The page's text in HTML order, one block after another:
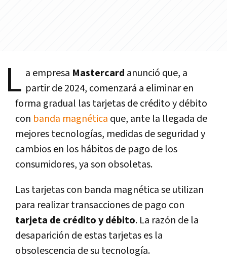
L a empresa Mastercard anunció que, a
partir de 2024, comenzará a eliminar en
forma gradual las tarjetas de crédito y débito
con banda magnética que, ante la llegada de
mejores tecnologías, medidas de seguridad y
cambios en los hábitos de pago de los
consumidores, ya son obsoletas.
Las tarjetas con banda magnética se utilizan
para realizar transacciones de pago con
tarjeta de crédito y débito. La razón de la
desaparición de estas tarjetas es la
obsolescencia de su tecnología.